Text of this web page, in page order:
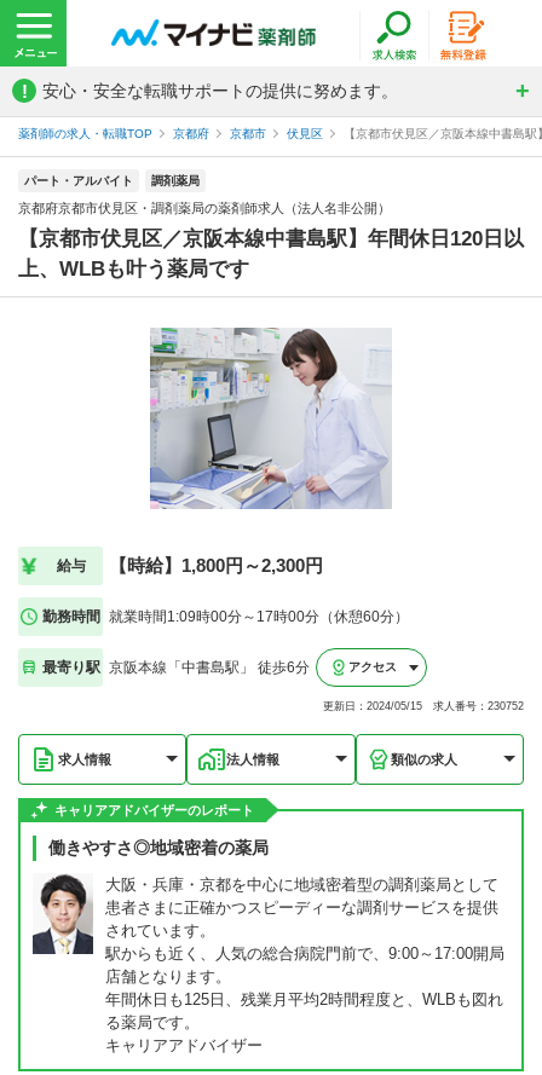
! 安心・安全な転職サポートの提供に努めます。
薬剤師の求人・転職TOP 京都府 京都市 伏見区 【京都市伏見区／京阪本線中書島
パート・アルバイト 調剤薬局
京都府京都市伏見区・調剤薬局の薬剤師求人（法人名非公開）
【京都市伏見区／京阪本線中書島駅】年間休日120日以
上、WLBも叶う薬局です
給与 【時給】1,800円～2,300円
勤務時間 就業時間1:09時00分～17時00分（休憩60分）
最寄り駅 京阪本線「中書島駅」 徒歩6分 アクセス
更新日：2024/05/15 求人番号：230752
求人情報 法人情報 類似の求人
キャリアアドバイザーのレポート
働きやすさ◎地域密着の薬局
大阪・兵庫・京都を中心に地域密着型の調剤薬局として
患者さまに正確かつスピーディーな調剤サービスを提供
されています。
駅からも近く、人気の総合病院門前で、9:00～17:00開局
店舗となります。
年間休日も125日、残業月平均2時間程度と、WLBも図れ
る薬局です。
キャリアアドバイザー